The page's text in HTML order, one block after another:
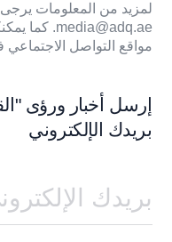
لمزيد من المعلومات يرجى
media@adq.ae
مواقع التواصل الاجتماعي
بريدك الإلكتروني